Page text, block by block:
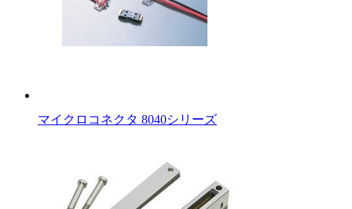
マイクロコネクタ 8040シリーズ